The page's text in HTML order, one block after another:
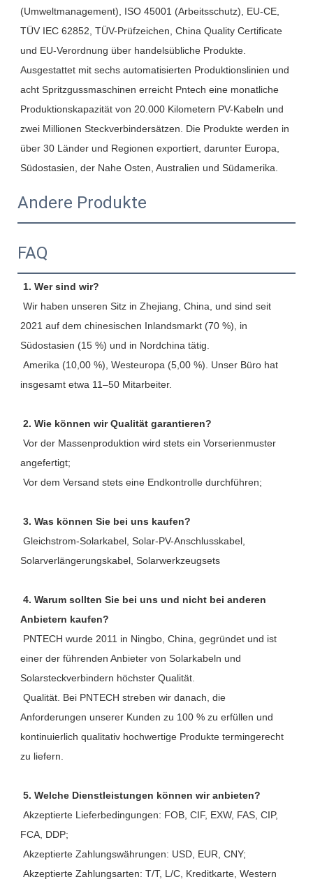
(Umweltmanagement), ISO 45001 (Arbeitsschutz), EU-CE,
TÜV IEC 62852, TÜV-Prüfzeichen, China Quality Certificate
und EU-Verordnung über handelsübliche Produkte.
Ausgestattet mit sechs automatisierten Produktionslinien und
acht Spritzgussmaschinen erreicht Pntech eine monatliche
Produktionskapazität von 20.000 Kilometern PV-Kabeln und
zwei Millionen Steckverbindersätzen. Die Produkte werden in
über 30 Länder und Regionen exportiert, darunter Europa,
Südostasien, der Nahe Osten, Australien und Südamerika.
Andere Produkte
FAQ
1. Wer sind wir?
2021 auf dem chinesischen Inlandsmarkt (70 %), in
Südostasien (15 %) und in Nordchina tätig.
insgesamt etwa 11–50 Mitarbeiter.
2. Wie können wir Qualität garantieren?
angefertigt;
Vor dem Versand stets eine Endkontrolle durchführen;
3. Was können Sie bei uns kaufen?
Solarverlängerungskabel, Solarwerkzeugsets
4. Warum sollten Sie bei uns und nicht bei anderen
Anbietern kaufen?
einer der führenden Anbieter von Solarkabeln und
Solarsteckverbindern höchster Qualität.
Anforderungen unserer Kunden zu 100 % zu erfüllen und
kontinuierlich qualitativ hochwertige Produkte termingerecht
zu liefern.
5. Welche Dienstleistungen können wir anbieten?
FCA, DDP;
Akzeptierte Zahlungswährungen: USD, EUR, CNY;